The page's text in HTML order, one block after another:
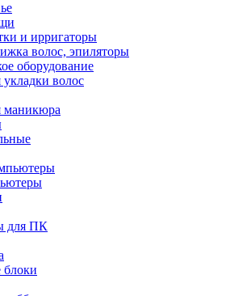
и ирригаторы
волос, эпиляторы
оборудование
волос
маникюра
для ПК